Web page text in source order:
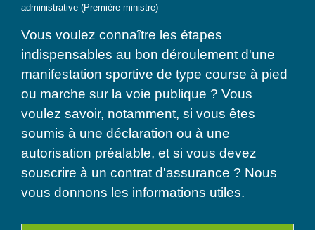
administrative (Première ministre)
Vous voulez connaître les étapes
indispensables au bon déroulement d'une
manifestation sportive de type course à pied
ou marche sur la voie publique ? Vous
voulez savoir, notamment, si vous êtes
soumis à une déclaration ou à une
autorisation préalable, et si vous devez
souscrire à un contrat d'assurance ? Nous
vous donnons les informations utiles.